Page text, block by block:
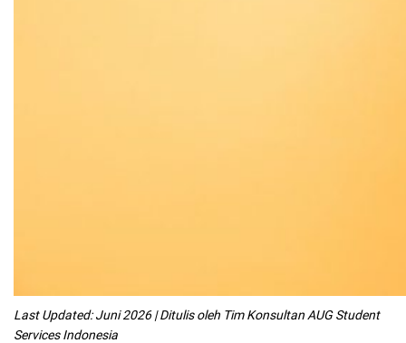
Last Updated: Juni 2026 | Ditulis oleh Tim Konsultan AUG Student
Services Indonesia